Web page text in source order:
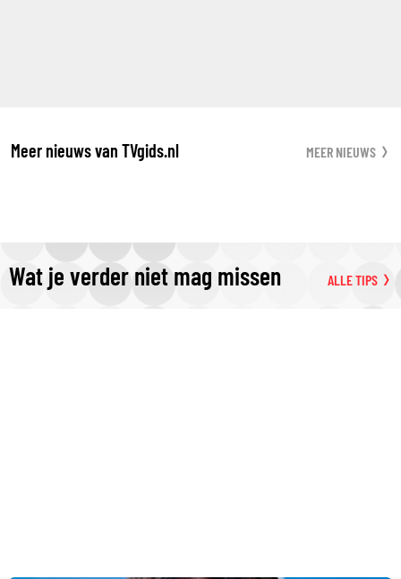
Meer nieuws van TVgids.nl MEER NIEUWS
Wat je verder niet mag missen ALLE TIPS